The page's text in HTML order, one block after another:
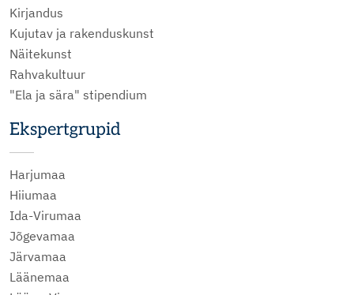
Kirjandus
Kujutav ja rakenduskunst
Näitekunst
Rahvakultuur
"Ela ja sära" stipendium
Ekspertgrupid
Harjumaa
Hiiumaa
Ida-Virumaa
Jõgevamaa
Järvamaa
Läänemaa